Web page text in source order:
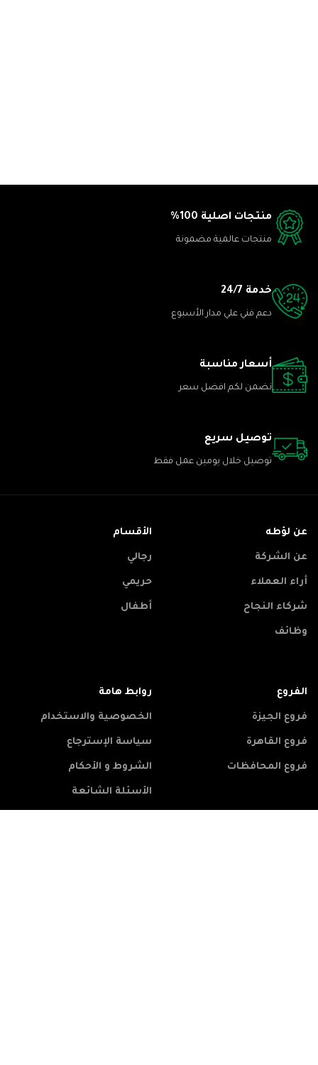
منتجات اصلية 100%
منتجات عالمية مضمونة
خدمة 24/7
دعم فني علي مدار الأسبوع
أسعار مناسبة
نضمن لكم افضل سعر
توصيل سريع
توصيل خلال يومين عمل فقط
عن لؤطه
عن الشركة
أراء العملاء
شركاء النجاح
وظائف
الأقسام
رجالي
حريمي
أطفال
الفروع
فروع الجيزة
فروع القاهرة
فروع المحافظات
روابط هامة
الخصوصية والاستخدام
سياسة الإسترجاع
الشروط و الأحكام
الأسئلة الشائعة